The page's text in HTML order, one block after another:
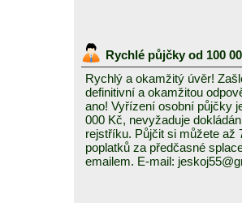
Rychlé půjčky od 100
Rychlý a okamžitý úvěr!
definitivní a okamžitou
ano! Vyřízení osobní půjčky
000 Kč, nevyžaduje
rejstříku. Půjčit si můžete až
poplatků za předčasné
emailem. E-mail: